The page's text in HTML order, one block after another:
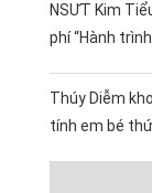
NSƯT Kim
phí “Hành
Thúy Diễm
tính em bé